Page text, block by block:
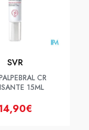
SVR
CR
15ML